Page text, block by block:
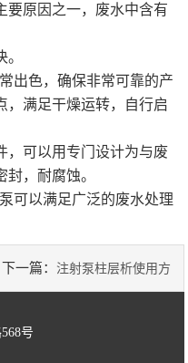
要原因之一，废水中含有
。
出色，确保非常可靠的产
，满足干燥运转，自行启
，可以用专门设计为与废
封，耐腐蚀。
可以满足广泛的废水处理
下一篇： 注射泵柱层析使用方
号